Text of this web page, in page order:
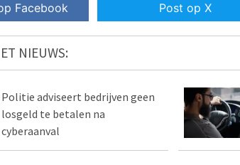
Facebook Post op X
NIEUWS:
Politie adviseert bedrijven geen
losgeld te betalen na
cyberaanval